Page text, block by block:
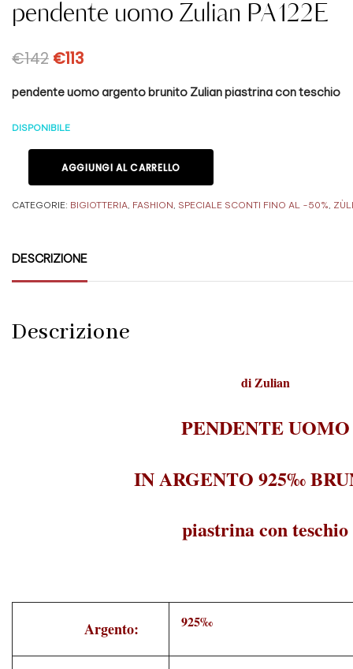
pendente uomo Zulian PA122E
€142 €113
pendente uomo argento brunito Zulian piastrina con teschio
DISPONIBILE
AGGIUNGI AL CARRELLO
CATEGORIE: BIGIOTTERIA, FASHION, SPECIALE SCONTI FINO AL -50%,
DESCRIZIONE
Descrizione
diZulian
PENDENTE UOMO
IN ARGENTO 925‰
piastrina con teschio
Argento: 925‰